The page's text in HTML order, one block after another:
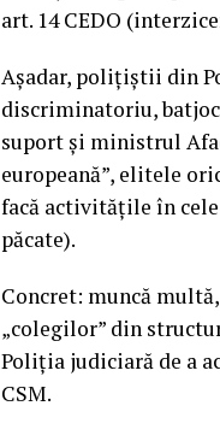
art. 14 CEDO
Așadar, polițiștii din
discriminatoriu,
suport și ministrul
europeană”, elitele
facă activitățile în
păcate).
Concret: muncă
„colegilor” din
Poliția judiciară de a
CSM.